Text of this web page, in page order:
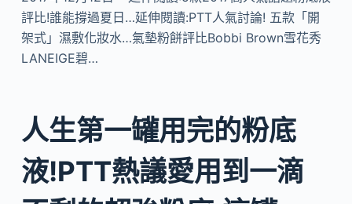
評比!誰能撐過夏日…延伸閱讀:PTT人氣討論! 五款「開
架式」濕敷化妝水…氣墊粉餅評比Bobbi Brown雪花秀
LANEIGE碧…
人生第一罐用完的粉底
液!PTT熱議愛用到一滴